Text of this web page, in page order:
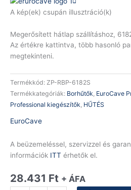
A kép(ek) csupán illusztráció(k)
Megerősített hátlap szállításhoz,
Az értékre kattintva, több hasonló
megtekinteni.
Termékkód: ZP-RBP-6182S
Termékkategóriák: Borhűtők, EuroCave
Professional kiegészítők, HŰTÉS
EuroCave
A beüzemeléssel, szervizzel és
információk ITT érhetők el.
28.431 Ft + ÁFA
6182S
modellhez